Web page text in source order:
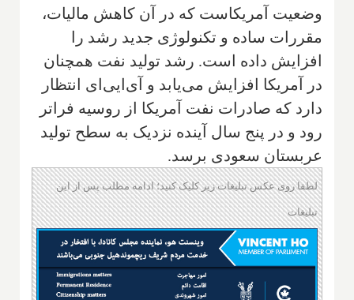
وضعیت آمریکاست که در آن کاهش مالیات،
مقررات ساده و تکنولوژی جدید رشد را
افزایش داده است. رشد تولید نفت همچنان
در آمریکا افزایش می‌یابد و آی‌ایی‌ای انتظار
دارد که صادرات نفت آمریکا از روسیه فراتر
رود و در پنج سال آینده نزدیک به سطح تولید
عربستان سعودی برسد.
لطفا روی عکس تبلیغات زیر کلیک کنید؛ ادامه مطلب پس از این
تبلیغات